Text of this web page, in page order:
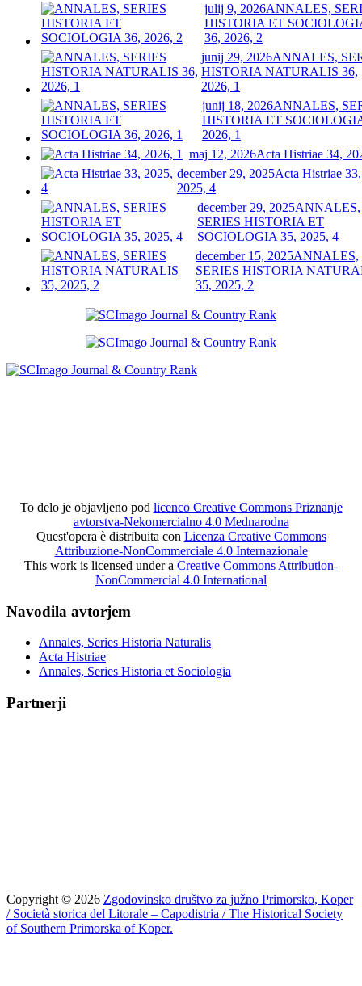
julij 9, 2026ANNALES,
HISTORIA ET
36, 2026, 2
junij 29, 2026ANNALES,
HISTORIA NATURALIS 36,
2026, 1
junij 18, 2026ANNALES,
HISTORIA ET
2026, 1
maj 12, 2026Acta Histriae 34,
december 29, 2025Acta Histriae 33,
2025, 4
december 29, 2025ANNALES,
SERIES HISTORIA ET
SOCIOLOGIA 35, 2025, 4
december 15, 2025ANNALES,
SERIES HISTORIA
35, 2025, 2
To delo je objavljeno pod licenco Creative Commons Priznanje
avtorstva-Nekomercialno 4.0 Mednarodna
Quest'opera è distribuita con Licenza Creative Commons
Attribuzione-NonCommerciale 4.0 Internazionale
This work is licensed under a Creative Commons Attribution-
NonCommercial 4.0 International
Navodila avtorjem
Annales, Series Historia Naturalis
Acta Histriae
Annales, Series Historia et Sociologia
Partnerji
Copyright © 2026 Zgodovinsko društvo za južno Primorsko, Koper
/ Società storica del Litorale – Capodistria / The Historical Society
of Southern Primorska of Koper.